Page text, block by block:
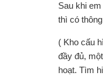
Sau khi
thì có
( Kho cấu
đầy đủ,
hoạt. Tìm